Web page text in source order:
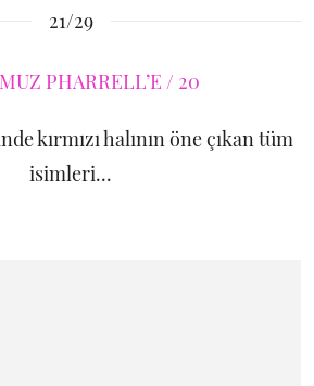
21/29
kırmızı halının öne çıkan tüm
isimleri...